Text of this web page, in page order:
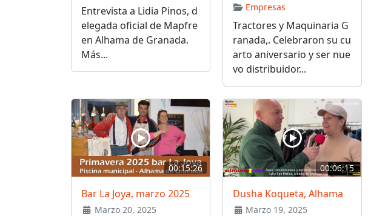
Entrevista a Lidia Pinos, d
elegada oficial de Mapfre
en Alhama de Granada.
Más...
Empresas
Tractores y Maquinaria G
ranada,. Celebraron su cu
arto aniversario y ser nue
vo distribuidor...
00:15:26
Bar La Joya, marzo 2025
Marzo 20, 2025
00:06:15
Dusha Koqueta, Alhama
Marzo 19, 2025